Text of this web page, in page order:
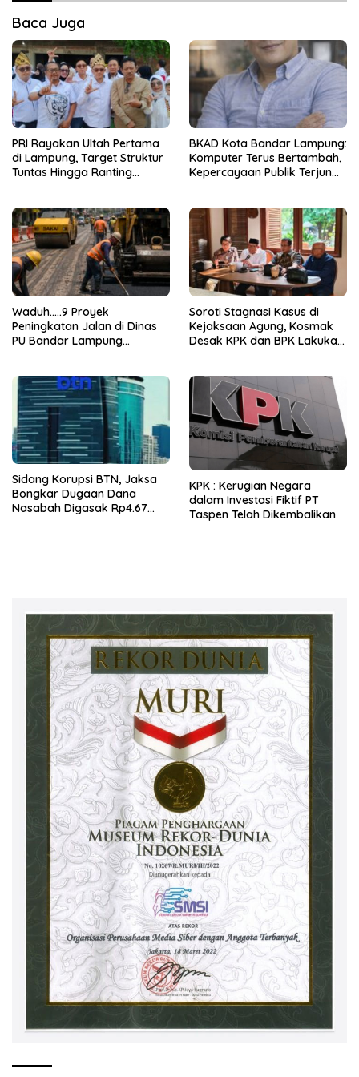
Baca Juga
PRI Rayakan Ultah Pertama
di Lampung, Target Struktur
Tuntas Hingga Ranting
BKAD Kota Bandar Lampung:
Komputer Terus Bertambah,
Kepercayaan Publik Terjun
Waduh…..9 Proyek
Peningkatan Jalan di Dinas
PU Bandar Lampung
Soroti Stagnasi Kasus di
Kejaksaan Agung, Kosmak
Desak KPK dan BPK Lakukan
Sidang Korupsi BTN, Jaksa
Bongkar Dugaan Dana
Nasabah Digasak Rp4.67
KPK : Kerugian Negara
dalam Investasi Fiktif PT
Taspen Telah Dikembalikan